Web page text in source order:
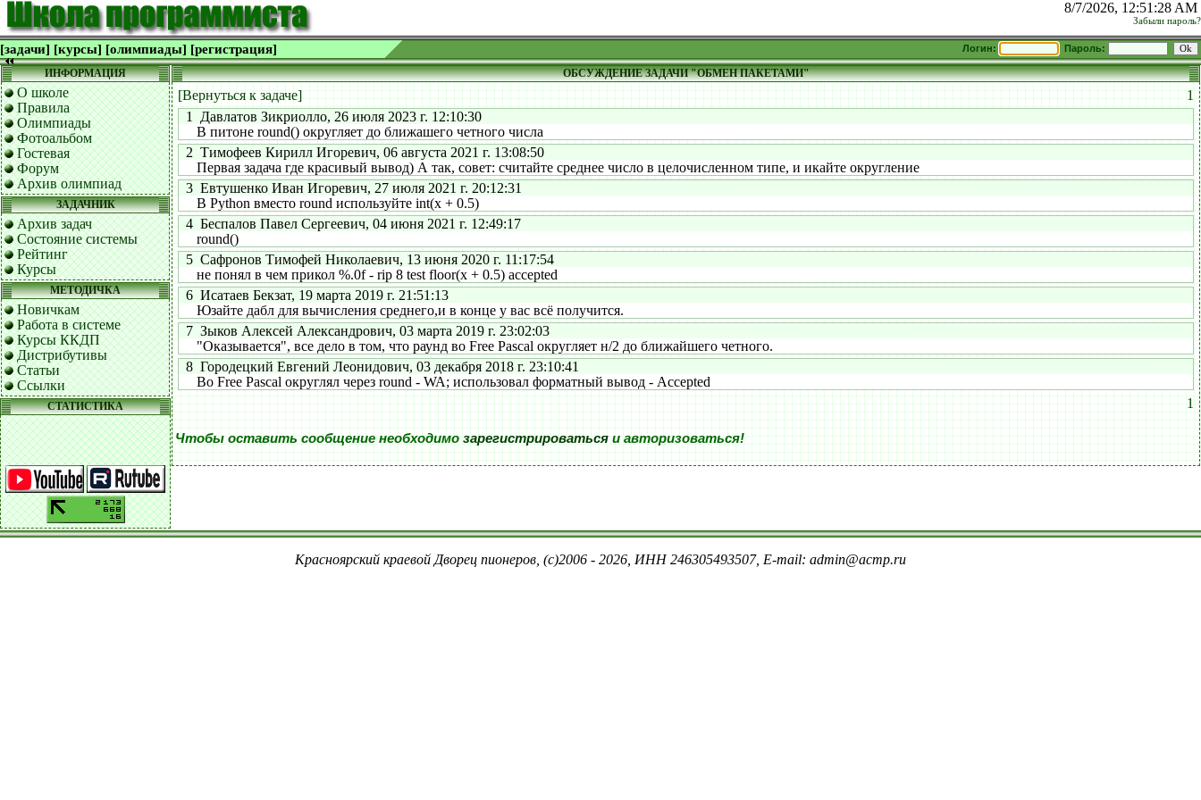
8/7/2026, 12:51:28 AM
Забыли пароль?
[задачи] [курсы] [олимпиады] [регистрация] Логин: Пароль:
ИНФОРМАЦИЯ
О школе
Правила
Олимпиады
Фотоальбом
Гостевая
Форум
Архив олимпиад
ЗАДАЧНИК
Архив задач
Состояние системы
Рейтинг
Курсы
МЕТОДИЧКА
Новичкам
Работа в системе
Курсы ККДП
Дистрибутивы
Статьи
Ссылки
СТАТИСТИКА
ОБСУЖДЕНИЕ ЗАДАЧИ "ОБМЕН ПАКЕТАМИ"
[Вернуться к задаче]
1
1 Давлатов Зикриолло, 26 июля 2023 г. 12:10:30
В питоне round() округляет до ближашего четного числа
2 Тимофеев Кирилл Игоревич, 06 августа 2021 г. 13:08:50
Первая задача где красивый вывод) А так, совет: считайте среднее число в целочисленном типе, и икайте округление
3 Евтушенко Иван Игоревич, 27 июля 2021 г. 20:12:31
В Python вместо round используйте int(x + 0.5)
4 Беспалов Павел Сергеевич, 04 июня 2021 г. 12:49:17
round()
5 Сафронов Тимофей Николаевич, 13 июня 2020 г. 11:17:54
не понял в чем прикол %.0f - rip 8 test floor(x + 0.5) accepted
6 Исатаев Бекзат, 19 марта 2019 г. 21:51:13
Юзайте дабл для вычисления среднего,и в конце у вас всё получится.
7 Зыков Алексей Александрович, 03 марта 2019 г. 23:02:03
"Оказывается", все дело в том, что раунд во Free Pascal округляет н/2 до ближайшего четного.
8 Городецкий Евгений Леонидович, 03 декабря 2018 г. 23:10:41
Во Free Pascal округлял через round - WA; использовал форматный вывод - Accepted
1
Чтобы оставить сообщение необходимозарегистрироватьсяи авторизоваться!
Красноярский краевой Дворец пионеров, (c)2006 - 2026, ИНН 246305493507, E-mail: admin@acmp.ru